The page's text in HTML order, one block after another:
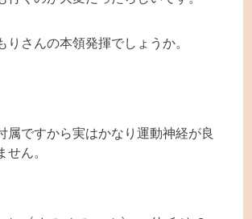
りさんの本領発揮でしょうか。
属ですから実はかなり運動神経が良
せん。